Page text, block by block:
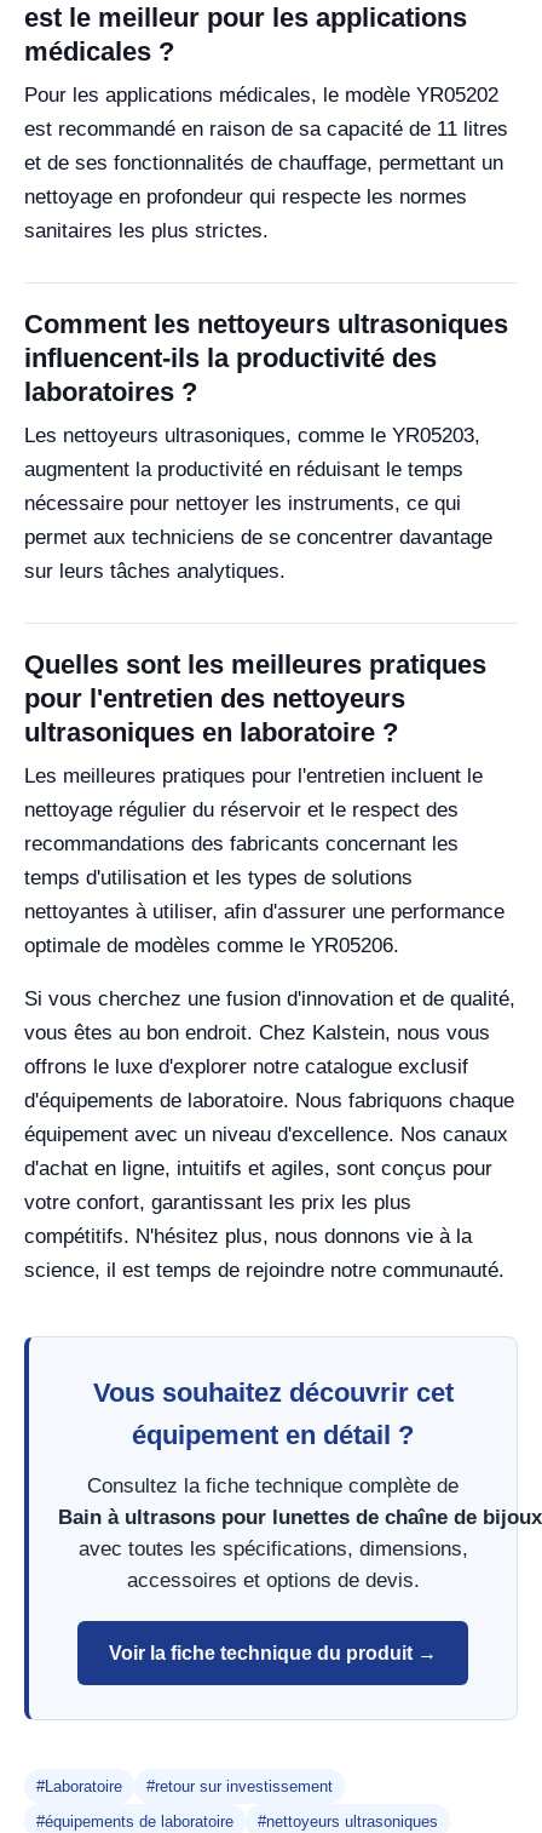
est le meilleur pour les applications
médicales ?
Pour les applications médicales, le modèle YR05202
est recommandé en raison de sa capacité de 11 litres
et de ses fonctionnalités de chauffage, permettant un
nettoyage en profondeur qui respecte les normes
sanitaires les plus strictes.
Comment les nettoyeurs ultrasoniques
influencent-ils la productivité des
laboratoires ?
Les nettoyeurs ultrasoniques, comme le YR05203,
augmentent la productivité en réduisant le temps
nécessaire pour nettoyer les instruments, ce qui
permet aux techniciens de se concentrer davantage
sur leurs tâches analytiques.
Quelles sont les meilleures pratiques
pour l'entretien des nettoyeurs
ultrasoniques en laboratoire ?
Les meilleures pratiques pour l'entretien incluent le
nettoyage régulier du réservoir et le respect des
recommandations des fabricants concernant les
temps d'utilisation et les types de solutions
nettoyantes à utiliser, afin d'assurer une performance
optimale de modèles comme le YR05206.
Si vous cherchez une fusion d'innovation et de qualité,
vous êtes au bon endroit. Chez Kalstein, nous vous
offrons le luxe d'explorer notre catalogue exclusif
d'équipements de laboratoire. Nous fabriquons chaque
équipement avec un niveau d'excellence. Nos canaux
d'achat en ligne, intuitifs et agiles, sont conçus pour
votre confort, garantissant les prix les plus
compétitifs. N'hésitez plus, nous donnons vie à la
science, il est temps de rejoindre notre communauté.
Vous souhaitez découvrir cet
équipement en détail ?
Consultez la fiche technique complète de
Bain à ultrasons pour lunettes de chaîne de bijoux
avec toutes les spécifications, dimensions,
accessoires et options de devis.
Voir la fiche technique du produit →
#Laboratoire
#retour sur investissement
#équipements de laboratoire
#nettoyeurs ultrasoniques